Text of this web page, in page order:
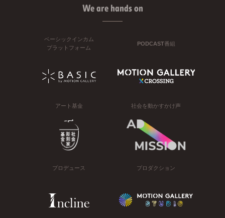
We are hands on
ベーシックインカム
プラットフォーム
PODCAST番組
アート基金 社会を動かすかけ声
プロデュース プロダクション